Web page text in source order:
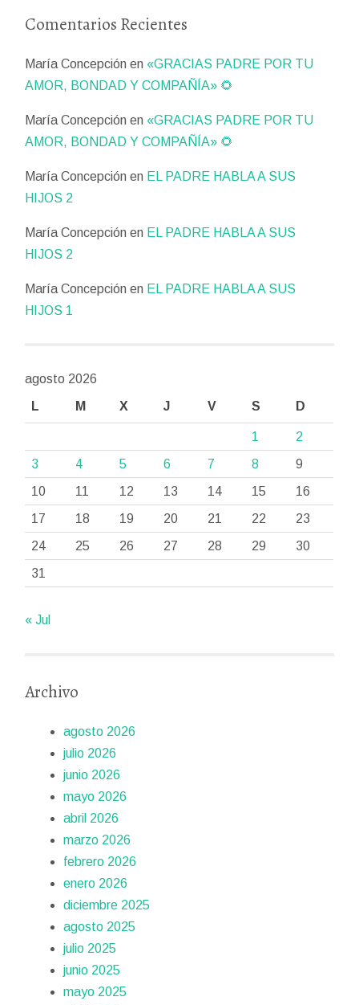
Comentarios Recientes
María Concepción en «GRACIAS PADRE POR TU
AMOR, BONDAD Y COMPAÑÍA» 🌻
María Concepción en «GRACIAS PADRE POR TU
AMOR, BONDAD Y COMPAÑÍA» 🌻
María Concepción en EL PADRE HABLA A SUS
HIJOS 2
María Concepción en EL PADRE HABLA A SUS
HIJOS 2
María Concepción en EL PADRE HABLA A SUS
HIJOS 1
agosto 2026
L
M X J V S D
1
2
3
4 5 6 7 8
9
10
11 12 13 14 15
16
17
18 19 20 21 22
23
24
25 26 27 28 29
30
31
« Jul
Archivo
agosto 2026
julio 2026
junio 2026
mayo 2026
abril 2026
marzo 2026
febrero 2026
enero 2026
diciembre 2025
agosto 2025
julio 2025
junio 2025
mayo 2025